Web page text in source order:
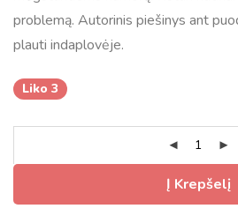
problemą. Autorinis piešinys ant
plauti indaplovėje.
Liko 3
Į Krepšelį